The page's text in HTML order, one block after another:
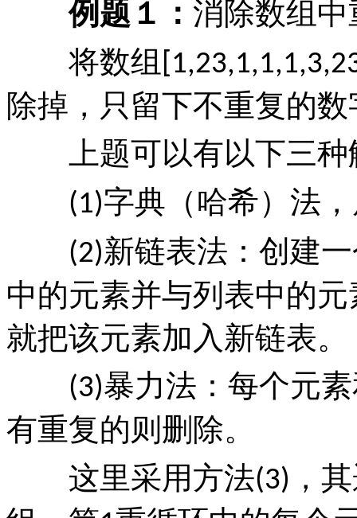
例题１： 消除数组
将数组
除掉，只留下不重复的数
上题可以有以下三种
(1)字典（哈希）法
(2)新链表法：创建
中的元素并与列表中的
就把该元素加入新链表。
(3)暴力法：每个元
有重复的则删除。
这里采用方法(3) ，